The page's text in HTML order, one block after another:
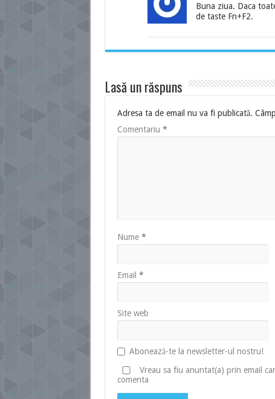
Buna ziua. Daca
de taste Fn+F2.
Lasă un răspuns
Adresa ta de email nu va fi publicată.
Comentariu *
Nume *
Email *
Site web
Abonează-te la newsletter-ul nostru!
Vreau sa fiu anuntat(a) prin email
comenta